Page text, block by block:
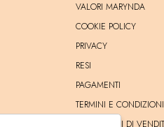
VALORI MARYNDA
COOKIE POLICY
PRIVACY
RESI
PAGAMENTI
TERMINI E CONDIZIONI
CONDIZIONI DI